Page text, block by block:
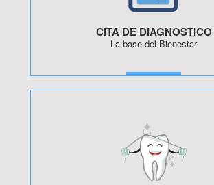
CITA DE DIAGNOSTICO
La base del Bienestar